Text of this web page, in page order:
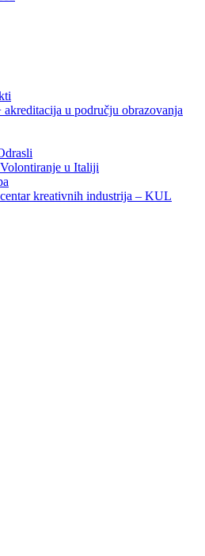
akreditacija u području obrazovanja
u Italiji
kreativnih industrija – KUL